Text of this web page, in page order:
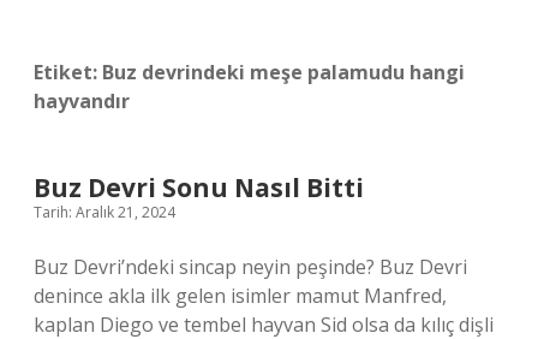
Etiket: Buz devrindeki meşe palamudu hangi
hayvandır
Buz Devri Sonu Nasıl Bitti
Tarih: Aralık 21, 2024
Buz Devri’ndeki sincap neyin peşinde? Buz Devri
denince akla ilk gelen isimler mamut Manfred,
kaplan Diego ve tembel hayvan Sid olsa da kılıç dişli